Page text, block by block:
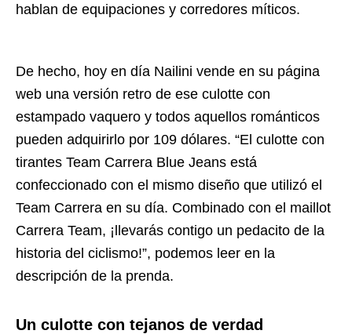
hablan de equipaciones y corredores míticos.
De hecho, hoy en día Nailini vende en su página
web una versión retro de ese culotte con
estampado vaquero y todos aquellos románticos
pueden adquirirlo por 109 dólares. “El culotte con
tirantes Team Carrera Blue Jeans está
confeccionado con el mismo diseño que utilizó el
Team Carrera en su día. Combinado con el maillot
Carrera Team, ¡llevarás contigo un pedacito de la
historia del ciclismo!”, podemos leer en la
descripción de la prenda.
Un culotte con tejanos de verdad